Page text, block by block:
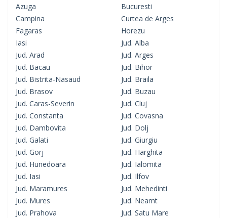
Azuga
Bucuresti
Campina
Curtea de Arges
Fagaras
Horezu
Iasi
Jud. Alba
Jud. Arad
Jud. Arges
Jud. Bacau
Jud. Bihor
Jud. Bistrita-Nasaud
Jud. Braila
Jud. Brasov
Jud. Buzau
Jud. Caras-Severin
Jud. Cluj
Jud. Constanta
Jud. Covasna
Jud. Dambovita
Jud. Dolj
Jud. Galati
Jud. Giurgiu
Jud. Gorj
Jud. Harghita
Jud. Hunedoara
Jud. Ialomita
Jud. Iasi
Jud. Ilfov
Jud. Maramures
Jud. Mehedinti
Jud. Mures
Jud. Neamt
Jud. Prahova
Jud. Satu Mare